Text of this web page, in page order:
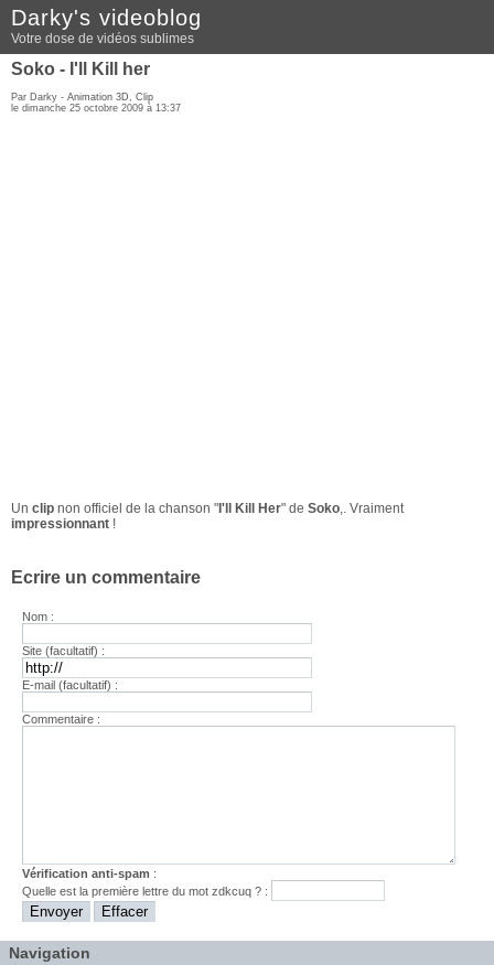
Darky's videoblog
Votre dose de vidéos sublimes
Soko - I'll Kill her
Par Darky - Animation 3D, Clip
le dimanche 25 octobre 2009 à 13:37
Un clip non officiel de la chanson " I'll Kill Her" de Soko,. Vraiment
impressionnant !
Ecrire un commentaire
Nom :
Site (facultatif) :
E-mail (facultatif) :
Commentaire :
Vérification anti-spam :
Quelle est lapremière lettre du motzdkcuq ? :
Navigation